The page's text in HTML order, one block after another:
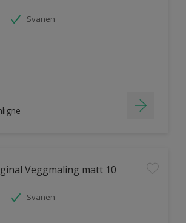
Svanen
Veggmaling matt 10
Svanen